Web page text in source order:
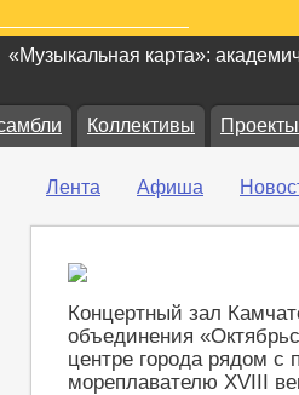
«Музыкальная карта»:
Коллективы Проекты
Лента Афиша
Концертный зал
объединения
центре города рядом с
мореплавателю XVIII